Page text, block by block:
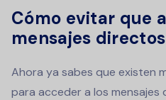
Cómo evitar que
mensajes directos
Ahora ya sabes que existen
para acceder a los mensajes